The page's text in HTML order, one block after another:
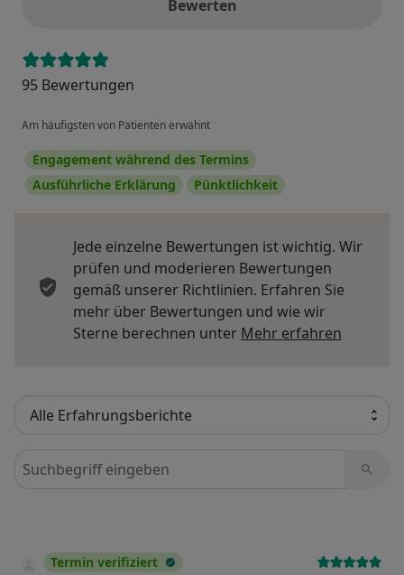
Bewerten
95 Bewertungen
Am häufigsten von Patienten erwähnt
Engagement während des Termins
Ausführliche Erklärung
Pünktlichkeit
Jede einzelne Bewertungen ist wichtig. Wir
prüfen und moderieren Bewertungen
gemäß unserer Richtlinien. Erfahren Sie
mehr über Bewertungen und wie wir
Sterne berechnen unter Mehr erfahren
Bewertungen durchsuchen
Termin verifiziert